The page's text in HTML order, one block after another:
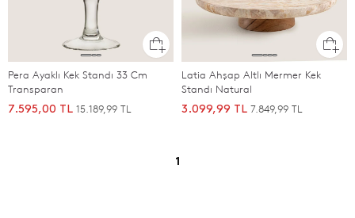
Pera Ayaklı Kek Standı 33 Cm
Transparan
7.595,00 TL 15.189,99 TL
Latia Ahşap Altlı Mermer Kek
Standı Natural
3.099,99 TL 7.849,99 TL
1